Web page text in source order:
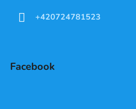
+420724781523
Facebook